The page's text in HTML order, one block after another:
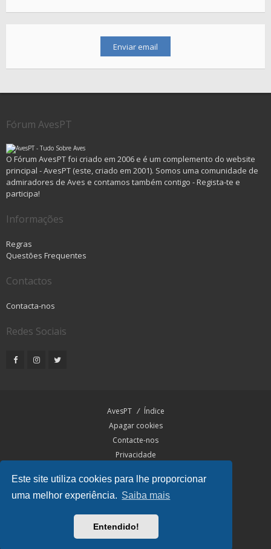
Este site utiliza cookies para lhe proporcionar
uma melhor experiência. Saiba mais
Entendido!
Fórum AvesPT
O Fórum AvesPT foi criado em 2006 e é um complemento do website
principal - AvesPT (este, criado em 2001). Somos uma comunidade de
admiradores de Aves e contamos também contigo - Regista-te e
participa!
Informações
Regras
Questões Frequentes
Contactos
Contacta-nos
Redes Sociais
AvesPT
Índice
Apagar cookies
Contacte-nos
Privacidade
AvesPT® – desde 2001